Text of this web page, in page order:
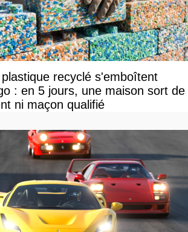
recyclé s'emboîtent
: en 5 jours, une maison sort de
ni maçon qualifié